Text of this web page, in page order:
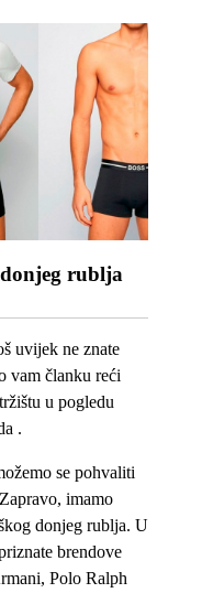
rublja
uvijek ne znate
vam članku reći
u pogledu
.
se pohvaliti
imamo
donjeg rublja. U
brendove
Polo Ralph